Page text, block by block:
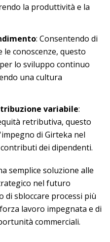
la produttività e la
: Consentendo di
le conoscenze, questo
lo sviluppo continuo
una cultura
variabile:
retributiva, questo
di Girteka nel
dei dipendenti.
semplice soluzione alle
nel futuro
di sbloccare processi più
lavoro impegnata e di
commerciali.